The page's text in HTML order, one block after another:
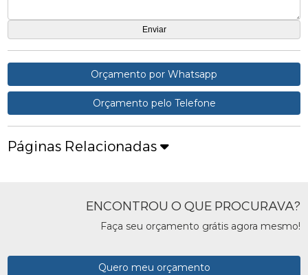
Orçamento por Whatsapp
Orçamento pelo Telefone
Páginas Relacionadas
ENCONTROU O QUE PROCURAVA?
Faça seu orçamento grátis agora mesmo!
Quero meu orçamento